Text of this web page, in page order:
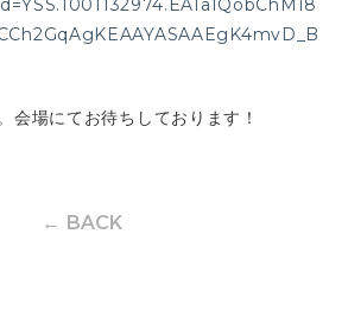
会場にてお待ちしております！
← BACK